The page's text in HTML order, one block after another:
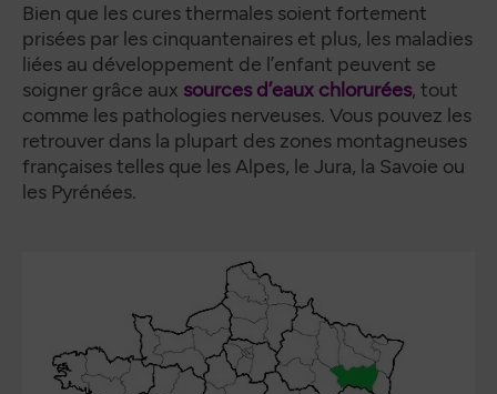
Bien que les cures thermales soient fortement
prisées par les cinquantenaires et plus, les maladies
liées au développement de l’enfant peuvent se
soigner grâce aux sources d’eaux chlorurées, tout
comme les pathologies nerveuses. Vous pouvez les
retrouver dans la plupart des zones montagneuses
françaises telles que les Alpes, le Jura, la Savoie ou
les Pyrénées.